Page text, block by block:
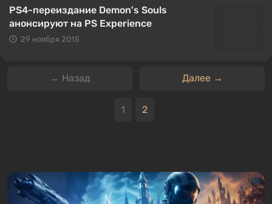
PS4-переиздание Demon's Souls
анонсируют на PS Experience
29 ноября 2015
← Назад Далее →
1 2